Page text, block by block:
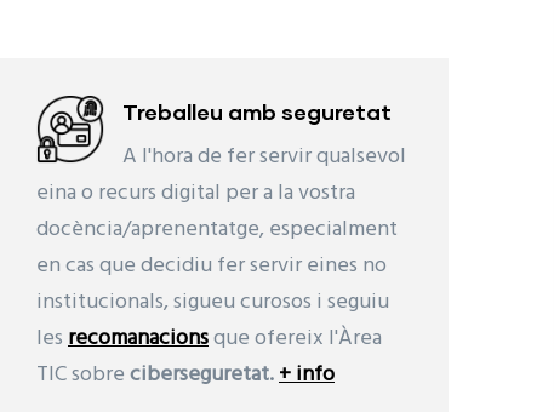
Treballeu amb seguretat
A l'hora de fer servir qualsevol
eina o recurs digital per a la vostra
docència/aprenentatge, especialment
en cas que decidiu fer servir eines no
institucionals, sigueu curosos i seguiu
lesrecomanacionsque ofereix l'Àrea
TIC sobreciberseguretat.+ info